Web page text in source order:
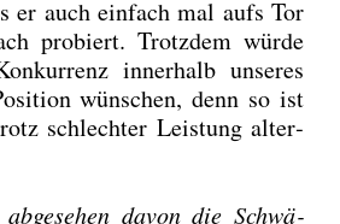
er auch ein­fach mal aufs Tor
pro­biert. Trotz­dem wür­de
inner­halb unse­res
wün­schen, denn so ist
schlech­ter Leis­tung alter­
davon die Schwä­